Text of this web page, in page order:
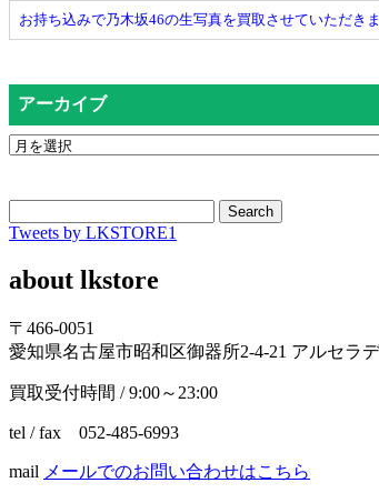
お持ち込みで乃木坂46の生写真を買取させていただきま
アーカイブ
Search
Tweets by LKSTORE1
about lkstore
〒466-0051
愛知県名古屋市昭和区御器所2-4-21 アルセラ
買取受付時間 / 9:00～23:00
tel / fax 052-485-6993
mail メールでのお問い合わせはこちら